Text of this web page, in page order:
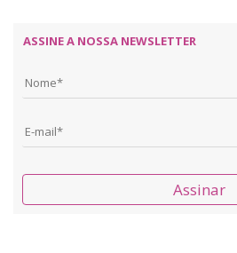
ASSINE A NOSSA NEWSLETTER
Assinar